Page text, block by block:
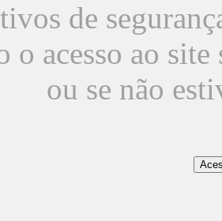
de
o acesso ao
ou se não